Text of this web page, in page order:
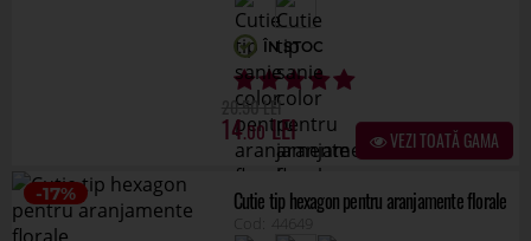
ÎN STOC
12.00
10.00
Cutie tip poseta model craciun pentru
aranjamente florale